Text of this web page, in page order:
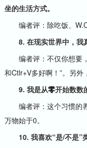
坐的生活方式。
编者评：除吃饭、
8. 在现实世界中，我
编者评：不仅你想要，
和Ctlr+V多好啊！”。另
9. 我是从零开始数数
编者评：这个习惯的养
万物始于0。
10. 我喜欢“是/不是”类